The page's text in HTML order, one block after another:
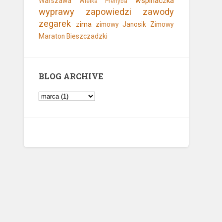
wyprawy zapowiedzi
zawody
zegarek
zima zimowy Janosik Zimowy
Maraton Bieszczadzki
BLOG ARCHIVE